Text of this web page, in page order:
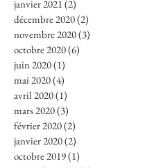
janvier 2021 (2)
décembre 2020(2)
novembre 2020(3)
octobre 2020(6)
juin 2020(1)
mai 2020(4)
avril 2020(1)
mars 2020(3)
février 2020(2)
janvier 2020(2)
octobre 2019(1)